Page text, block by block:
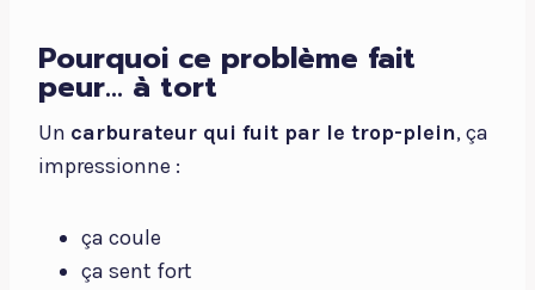
Pourquoi ce problème fait
peur… à tort
Un carburateur qui fuit par le trop-plein, ça
impressionne :
ça coule
ça sent fort